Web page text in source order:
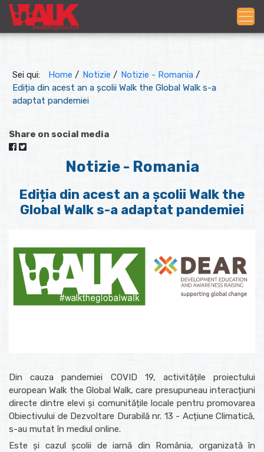
Sei qui: Home / Notizie / Notizie - Romania /
Ediția din acest an a școlii Walk the Global Walk s-a
adaptat pandemiei
Share on social media
Notizie - Romania
Ediția din acest an a școlii Walk the
Global Walk s-a adaptat pandemiei
Din cauza pandemiei COVID 19, activitățile proiectului
european Walk the Global Walk, care presupuneau interacțiuni
directe dintre elevi și comunitățile locale pentru promovarea
Obiectivului de Dezvoltare Durabilă nr. 13 - Acțiune Climatică,
s-au mutat în mediul online.
Este și cazul școlii de iarnă din România, organizată în